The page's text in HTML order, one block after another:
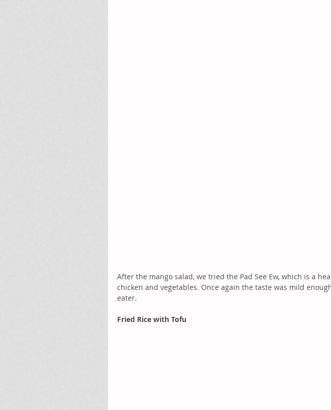
After the mango salad, we tried the Pad See Ew, which is a
chicken and vegetables. Once again the taste was mild
eater.
Fried Rice with Tofu